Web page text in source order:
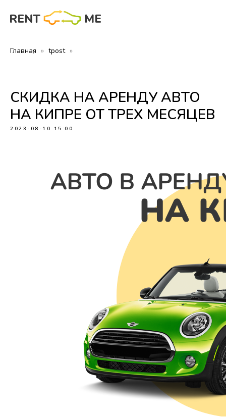
Главная tpost
СКИДКА НА АРЕНДУ АВТО
НА КИПРЕ ОТ ТРЕХ МЕСЯЦЕВ
2023-08-10 15:00